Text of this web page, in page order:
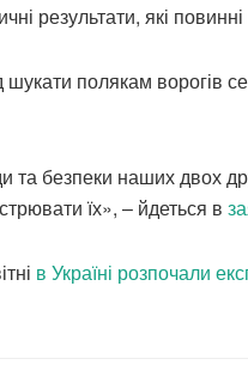
результати, які
полякам ворогів
та безпеки наших двох
їх», – йдеться в
в Україні розпочали